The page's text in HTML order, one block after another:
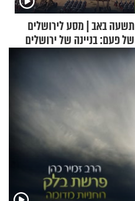
תשעה באב | מסע לירושלים
של פעם: בניינה של ירושלים